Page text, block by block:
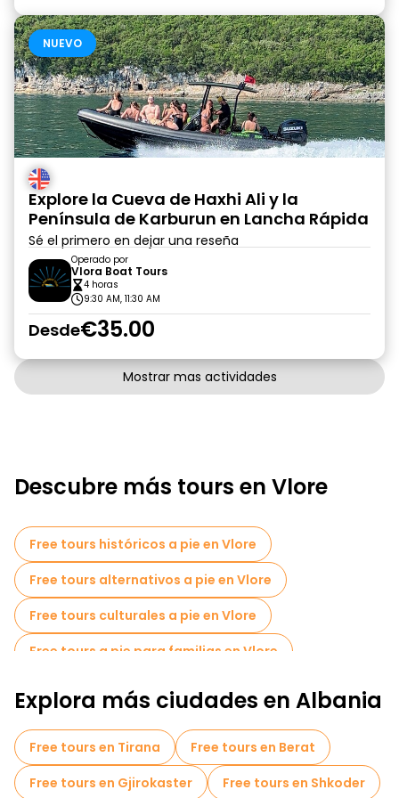
NUEVO
Explore la Cueva de Haxhi Ali y la
Península de Karburun en Lancha Rápida
Sé el primero en dejar una reseña
Operado por
Vlora Boat Tours
4 horas
9:30 AM, 11:30 AM
Desde€35.00
Mostrar mas actividades
Descubre más tours en Vlore
Free tours históricos a pie en Vlore
Free tours alternativos a pie en Vlore
Free tours culturales a pie en Vlore
Free tours a pie para familias en Vlore
Actividades deportivas en Vlore
Free tour por el casco antiguo en Vlore
Free tours de un día en Vlore
Explora más ciudades en Albania
Free tours en Tirana
Free tours en Berat
Free tours en Gjirokaster
Free tours en Shkoder